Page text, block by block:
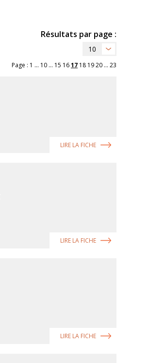
Résultats par page :
10
Page : 1 ... 10 ... 15 1617 18 1920 ... 23
LIRE LA FICHE
LIRE LA FICHE
LIRE LA FICHE